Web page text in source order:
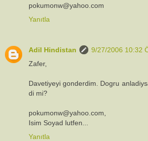
pokumonw@yahoo.com
Yanıtla
Adil Hindistan
9/27/2006 10:32
Zafer,
Davetiyeyi gonderdim. Dogru
di mi?
pokumonw@yahoo.com,
Isim Soyad lutfen...
Yanıtla